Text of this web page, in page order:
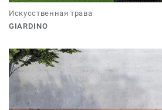
Искусственная трава
GIARDINO